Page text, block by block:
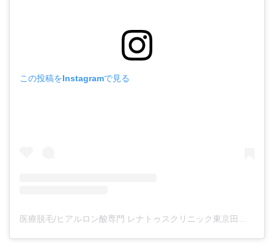
この投稿をInstagramで見る
医療脱毛/ヒアルロン酸専門 レナトゥスクリニック東京田町院 東山麻伊子(@dr.higashiyama)がシェアした投稿